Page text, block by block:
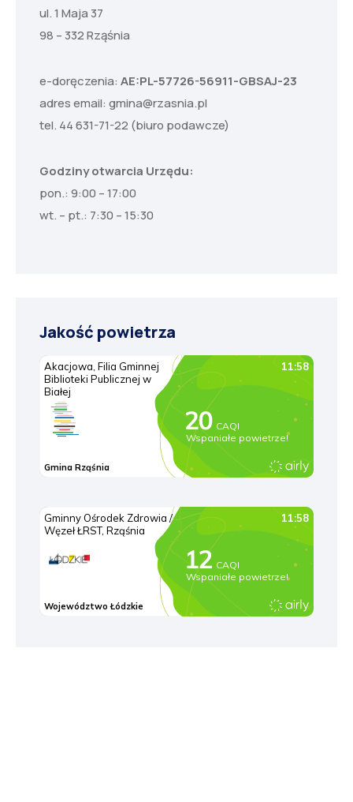
ul. 1 Maja 37
98 – 332 Rząśnia
e-doręczenia: AE:PL-57726-56911-GBSAJ-23
adres email: gmina@rzasnia.pl
tel. 44 631-71-22 (biuro podawcze)
Godziny otwarcia Urzędu:
pon.: 9:00 – 17:00
wt. – pt.: 7:30 – 15:30
Jakość powietrza